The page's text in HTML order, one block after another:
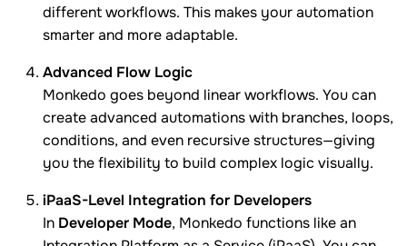
different workflows. This makes your automation
smarter and more adaptable.
Advanced Flow Logic
Monkedo goes beyond linear workflows. You can
create advanced automations with branches, loops,
conditions, and even recursive structures—giving
you the flexibility to build complex logic visually.
iPaaS-Level Integration for Developers
In Developer Mode, Monkedo functions like an